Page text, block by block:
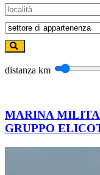
distanza km
MARINA
GRUPPO